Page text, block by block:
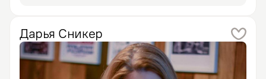
Дарья Сникер